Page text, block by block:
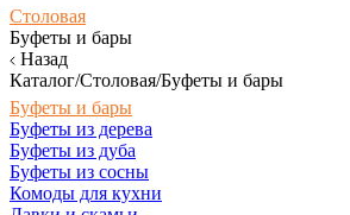
Столовая
Буфеты и бары
Назад
Каталог/Столовая/Буфеты и бары
Буфеты и бары
Буфеты из дерева
Буфеты из дуба
Буфеты из сосны
Комоды для кухни